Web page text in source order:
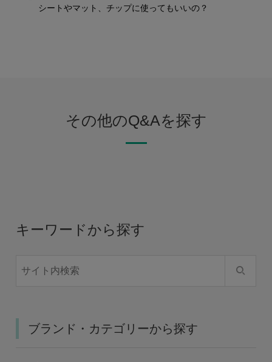
シートやマット、チップに使ってもいいの？
その他のQ&Aを探す
キーワードから探す
ブランド・カテゴリーから探す